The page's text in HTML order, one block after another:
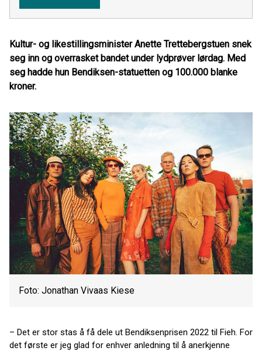
Kultur- og likestillingsminister Anette Trettebergstuen snek
seg inn og overrasket bandet under lydprøver lørdag. Med
seg hadde hun Bendiksen-statuetten og 100.000 blanke
kroner.
Foto: Jonathan Vivaas Kiese
– Det er stor stas å få dele ut Bendiksenprisen 2022 til Fieh. For
det første er jeg glad for enhver anledning til å anerkjenne